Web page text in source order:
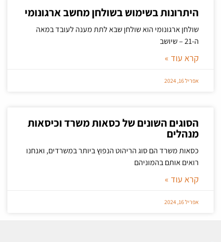
היתרונות בשימוש בשולחן מחשב ארגונומי
שולחן ארגונומי הוא שולחן שבא לתת מענה לעובד במאה
ה-21 – שיושב
קרא עוד »
אפריל 16, 2024
הסוגים השונים של כסאות משרד וכיסאות
מנהלים
כסאות משרד הם סוג הריהוט הנפוץ ביותר במשרדים, ואנחנו
רואים אותם בהמוניהם
קרא עוד »
אפריל 16, 2024